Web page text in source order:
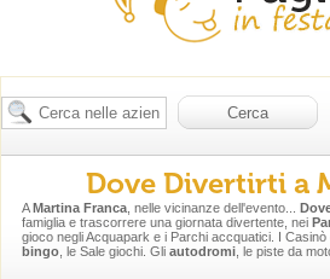
Dove Divertirti a
AMartina Franca , nelle vicinanze dell'evento...
famiglia e trascorrere una giornata divertente, nei
gioco negli Acquapark e i Parchi accquatici. I Casinò
bingo , le Sale giochi. Gli autodromi , le piste da